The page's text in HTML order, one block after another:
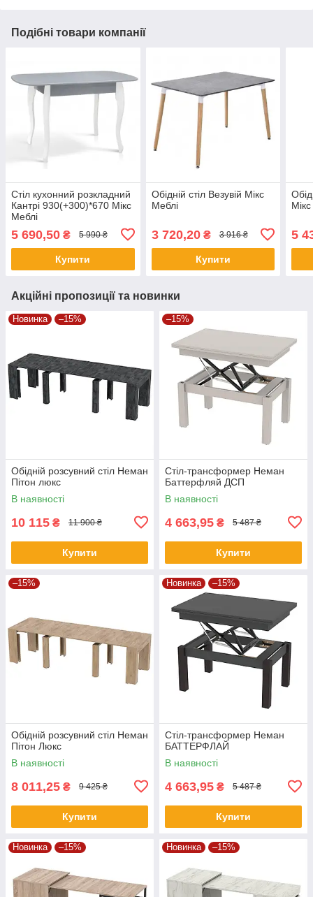
Подібні товари компанії
Стіл кухонний розкладний
Кантрі 930(+300)*670 Мікс
Меблі
5 690,50 ₴ 5 990 ₴
Купити
Обідній стіл Везувій Мікс
Меблі
3 720,20₴ 3 916 ₴
Купити
5
Акційні пропозиції та новинки
Новинка –15%
Обідній розсувний стіл Неман
Пітон люкс
В наявності
10 115 ₴ 11 900 ₴
Купити
–15%
Стіл-трансформер Неман
Баттерфляй ДСП
В наявності
4 663,95 ₴ 5 487 ₴
Купити
–15%
Обідній розсувний стіл Неман
Пітон Люкс
В наявності
8 011,25 ₴ 9 425 ₴
Купити
Новинка –15%
Стіл-трансформер Неман
БАТТЕРФЛАЙ
В наявності
4 663,95 ₴ 5 487 ₴
Купити
Новинка –15% Новинка –15%